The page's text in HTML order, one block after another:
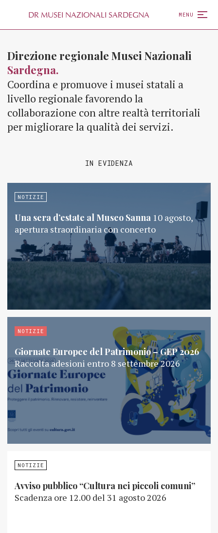
DR MUSEI NAZIONALI SARDEGNA MENU
Direzione regionale Musei Nazionali
Sardegna.
Coordina e promuove i musei statali a
livello regionale favorendo la
collaborazione con altre realtà territoriali
per migliorare la qualità dei servizi.
IN EVIDENZA
NOTIZIE
Una sera d’estate al Museo Sanna 10 agosto,
apertura straordinaria con concerto
NOTIZIE
Giornate Europee del Patrimonio – GEP 2026
Raccolta adesioni entro 8 settembre 2026
NOTIZIE
Avviso pubblico “Cultura nei piccoli comuni”
Scadenza ore 12.00 del 31 agosto 2026